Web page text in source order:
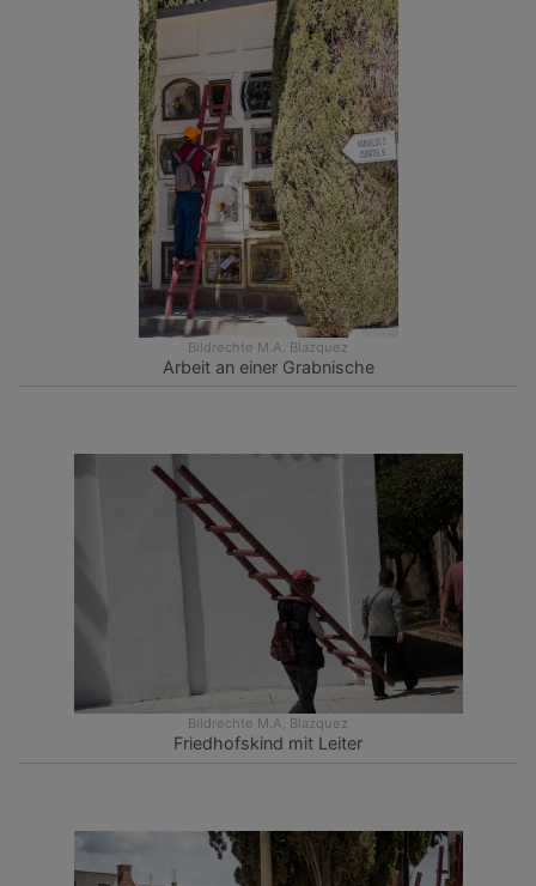
Bildrechte M.A. Blazquez
Arbeit an einer Grabnische
Bildrechte M.A, Blazquez
Friedhofskind mit Leiter